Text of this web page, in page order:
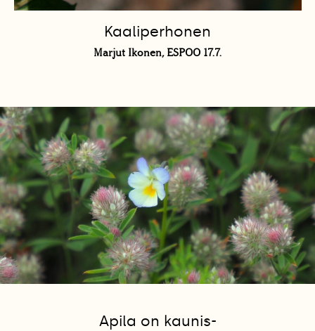
Kaaliperhonen
Marjut Ikonen, ESPOO 17.7.
Apila on kaunis-